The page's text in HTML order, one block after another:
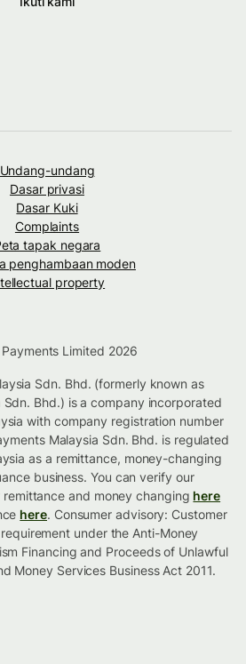
Undang-undang
Dasar privasi
Dasar Kuki
Complaints
tapak negara
penghambaan moden
property
Limited 2026
Sdn. Bhd. (formerly known as
Sdn. Bhd.) is a company incorporated
with company registration number
Malaysia Sdn. Bhd. is regulated
as a remittance, money-changing
business. You can verify our
and money changing here
here. Consumer advisory: Customer
under the Anti-Money
Financing and Proceeds of Unlawful
Money Services Business Act 2011.